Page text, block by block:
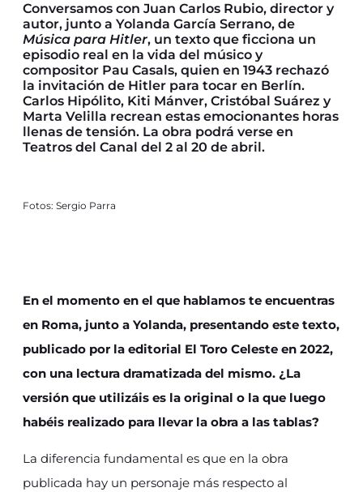
Conversamos con Juan Carlos Rubio, director y
autor, junto a Yolanda García Serrano, de
Música para Hitler, un texto que ficciona un
episodio real en la vida del músico y
compositor Pau Casals, quien en 1943 rechazó
la invitación de Hitler para tocar en Berlín.
Carlos Hipólito, Kiti Mánver, Cristóbal Suárez y
Marta Velilla recrean estas emocionantes horas
llenas de tensión. La obra podrá verse en
Teatros del Canal del 2 al 20 de abril.
Fotos: Sergio Parra
En el momento en el que hablamos te encuentras
en Roma, junto a Yolanda, presentando este texto,
publicado por la editorial El Toro Celeste en 2022,
con una lectura dramatizada del mismo. ¿La
versión que utilizáis es la original o la que luego
habéis realizado para llevar la obra a las tablas?
La diferencia fundamental es que en la obra
publicada hay un personaje más respecto al